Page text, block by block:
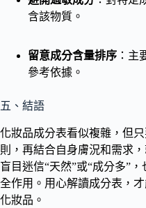
含該物質。
留意成分含量排序 ：主
參考依據。
五、結語
化妝品成分表看似複雜，但
則，再結合自身膚況和需求
盲目迷信“天然”或“成分多”
全作用。用心解讀成分表，
化妝品。